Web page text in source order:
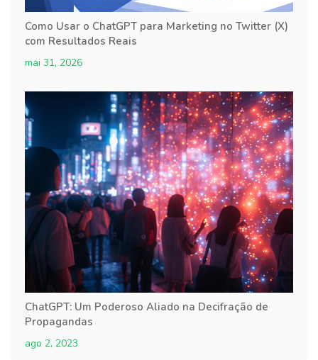
Como Usar o ChatGPT para Marketing no Twitter (X)
com Resultados Reais
mai 31, 2026
ChatGPT: Um Poderoso Aliado na Decifração de
Propagandas
ago 2, 2023